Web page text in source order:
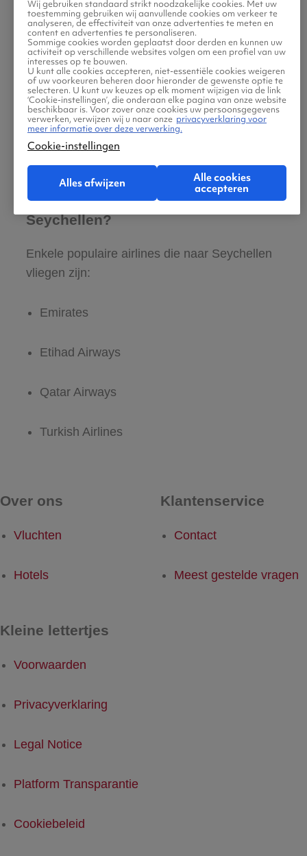
Praslin Island (PRI)
⏳ Hoe lang is het vliegen van
Brussel naar Seychellen?
De vluchttijd van Brussel naar Seychellen is 9
uur en 46 minuten.
✈ Welke airlines vliegen naar
Seychellen?
Enkele populaire airlines die naar Seychellen
vliegen zijn:
Emirates
Etihad Airways
Qatar Airways
Turkish Airlines
Over ons
Vluchten
Hotels
Klantenservice
Contact
Meest gestelde vragen
Kleine lettertjes
Voorwaarden
Privacyverklaring
Legal Notice
Platform Transparantie
Cookiebeleid
Wij gebruiken standaard strikt noodzakelijke cookies. Met uw
toestemming gebruiken wij aanvullende cookies om verkeer te
analyseren, de effectiviteit van onze advertenties te meten en
content en advertenties te personaliseren.
Sommige cookies worden geplaatst door derden en kunnen uw
activiteit op verschillende websites volgen om een profiel van uw
interesses op te bouwen.
U kunt alle cookies accepteren, niet-essentiële cookies weigeren
of uw voorkeuren beheren door hieronder de gewenste optie te
selecteren. U kunt uw keuzes op elk moment wijzigen via de link
‘Cookie-instellingen’, die onderaan elke pagina van onze website
beschikbaar is. Voor zover onze cookies uw persoonsgegevens
verwerken, verwijzen wij u naar onze privacyverklaring voor
meer informatie over deze verwerking.
Cookie-instellingen
Alles afwijzen
Alle cookies
accepteren